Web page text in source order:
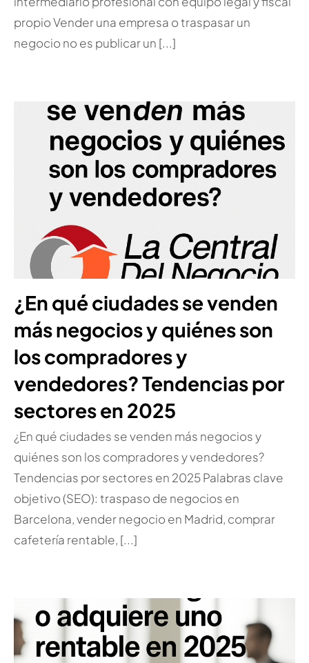
propio Vender una empresa o traspasar un
negocio no es publicar un [...]
¿En qué ciudades se venden
más negocios y quiénes son
los compradores y
vendedores? Tendencias por
sectores en 2025
¿En qué ciudades se venden más negocios y
quiénes son los compradores y vendedores?
Tendencias por sectores en 2025 Palabras clave
objetivo (SEO): traspaso de negocios en
Barcelona, vender negocio en Madrid, comprar
cafetería rentable, [...]